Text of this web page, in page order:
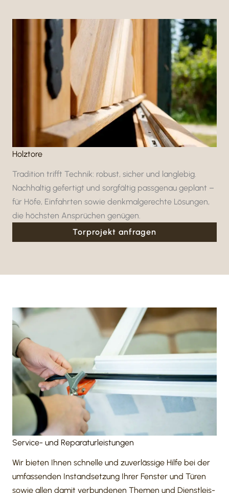
Holz­tore
Tradi­tion trifft Technik: robust, sicher und lang­lebig.
Nach­haltig gefertigt und sorg­fältig pass­genau geplant –
für Höfe, Einfahrten sowie denk­mal­ge­rechte Lösungen,
die höchsten Ansprü­chen genügen.
Torpro­jekt anfragen
Service- und Repa­ra­tur­leis­tungen
Wir bieten Ihnen schnelle und zuver­läs­sige Hilfe bei der
umfas­senden Instand­set­zung Ihrer Fenster und Türen
sowie allen damit verbun­denen Themen und Dienst­leis­